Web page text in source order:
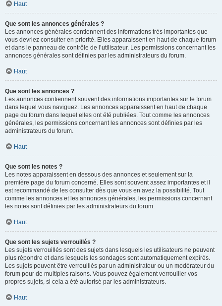
Haut
Que sont les annonces générales ?
Les annonces générales contiennent des informations très importantes que
vous devriez consulter en priorité. Elles apparaissent en haut de chaque forum
et dans le panneau de contrôle de l’utilisateur. Les permissions concernant les
annonces générales sont définies par les administrateurs du forum.
Haut
Que sont les annonces ?
Les annonces contiennent souvent des informations importantes sur le forum
dans lequel vous naviguez. Les annonces apparaissent en haut de chaque
page du forum dans lequel elles ont été publiées. Tout comme les annonces
générales, les permissions concernant les annonces sont définies par les
administrateurs du forum.
Haut
Que sont les notes ?
Les notes apparaissent en dessous des annonces et seulement sur la
première page du forum concerné. Elles sont souvent assez importantes et il
est recommandé de les consulter dès que vous en avez la possibilité. Tout
comme les annonces et les annonces générales, les permissions concernant
les notes sont définies par les administrateurs du forum.
Haut
Que sont les sujets verrouillés ?
Les sujets verrouillés sont des sujets dans lesquels les utilisateurs ne peuvent
plus répondre et dans lesquels les sondages sont automatiquement expirés.
Les sujets peuvent être verrouillés par un administrateur ou un modérateur du
forum pour de multiples raisons. Vous pouvez également verrouiller vos
propres sujets, si cela a été autorisé par les administrateurs.
Haut